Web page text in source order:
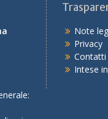
Note
Privacy
Contatti
Intese